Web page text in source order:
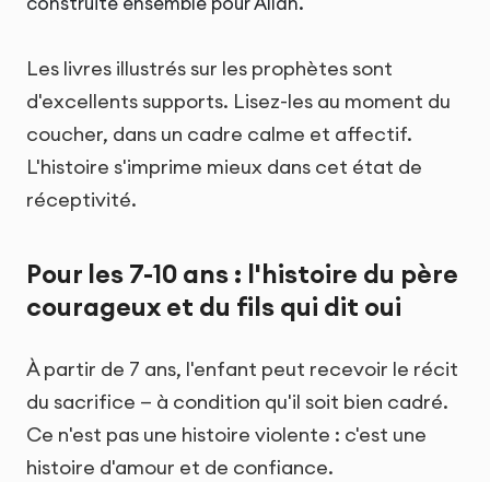
Les livres illustrés sur les prophètes sont
d'excellents supports. Lisez-les au moment du
coucher, dans un cadre calme et affectif.
L'histoire s'imprime mieux dans cet état de
réceptivité.
Pour les 7-10 ans : l'histoire du père
courageux et du fils qui dit oui
À partir de 7 ans, l'enfant peut recevoir le récit
du sacrifice — à condition qu'il soit bien cadré.
Ce n'est pas une histoire violente : c'est une
histoire d'amour et de confiance.